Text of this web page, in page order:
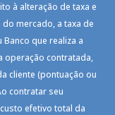
à alteração de taxa e
mercado, a taxa de
que realiza a
operação contratada,
cliente (pontuação ou
contratar seu
efetivo total da